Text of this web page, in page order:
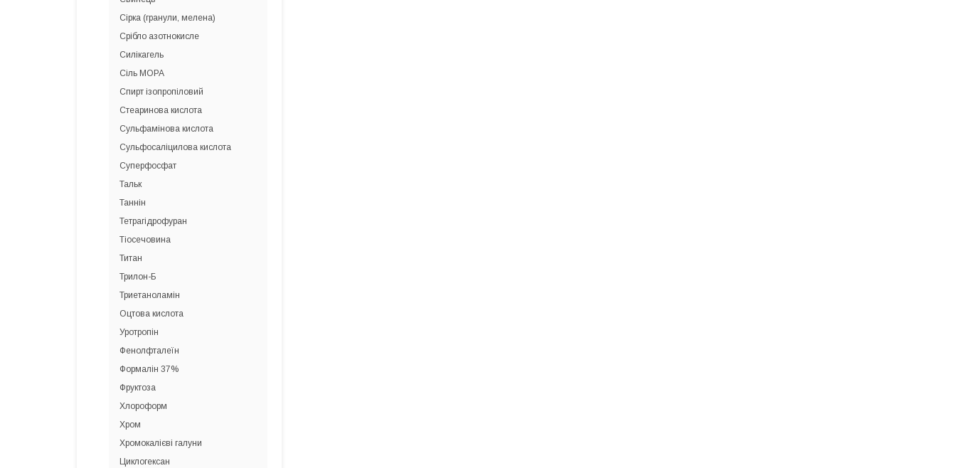
Сірка (гранули, мелена)
Срібло азотнокисле
Силікагель
Сіль МОРА
Спирт ізопропіловий
Стеаринова кислота
Сульфамінова кислота
Сульфосаліцилова кислота
Суперфосфат
Тальк
Таннін
Тетрагідрофуран
Тіосечовина
Титан
Трилон-Б
Триетаноламін
Оцтова кислота
Уротропін
Фенолфталеїн
Формалін 37%
Фруктоза
Хлороформ
Хром
Хромокалієві галуни
Циклогексан